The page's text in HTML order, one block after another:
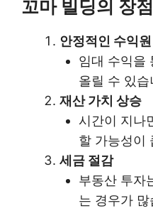
꼬마 빌딩의 장
안정적인 수익원
임대 수익을
올릴 수 있습
재산 가치 상승
시간이 지나
할 가능성이
세금 절감
부동산 투자
는 경우가 많